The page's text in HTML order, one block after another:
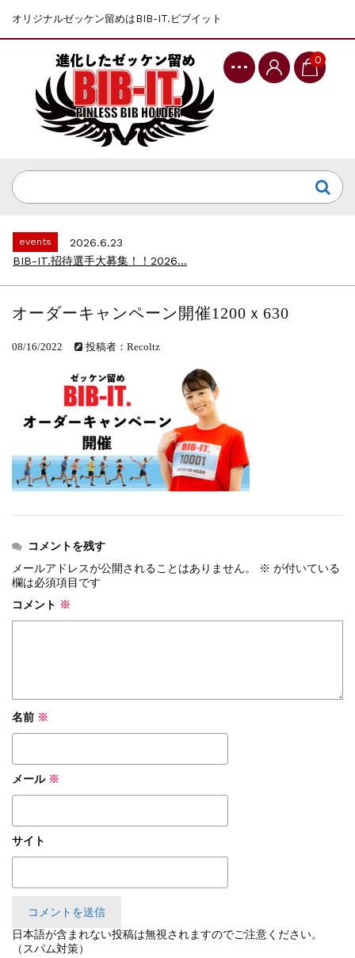
オリジナルゼッケン留めはBIB-IT.ビブイット
0
events
2025.10.1
第46回 丹波篠山ABCマラソン...
上尾シティハーフマラソン2026 記念T...
events
2026.6.23
events
2026.3.26
BIB-IT.のZERO WASTE...
events
2025.10.1
上尾シティハーフマラソン2026 記念T...
2026.6.23
BIB-IT.招待選手大募集！！2026...
events
2026.3.26
BIB-IT.のZERO WASTE...
events
2026.2.2
仙台国際ハーフマラソン2026 大会オリ...
オーダーキャンペーン開催1200ｘ630
08/16/2022 投稿者：Recoltz
コメントを残す
メールアドレスが公開されることはありません。
※ が付いている
欄は必須項目です
コメント ※
名前 ※
メール ※
サイト
日本語が含まれない投稿は無視されますのでご注意ください。
（スパム対策）